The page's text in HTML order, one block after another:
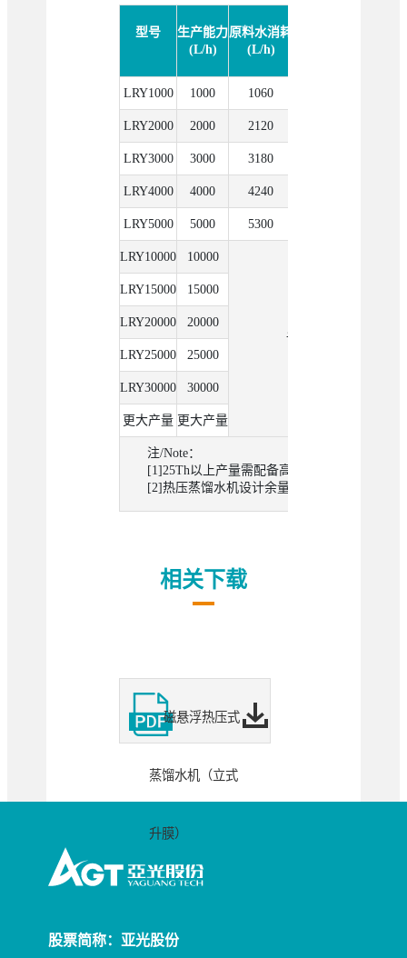
型号
生产能力
(L/h)
原料水消耗
(L/h)
LRY1000 1000 1060
LRY2000 2000 2120
LRY3000 3000 3180
LRY4000 4000 4240
LRY5000 5000 5300
LRY10000 10000
请联系我司人员获取
LRY15000 15000
LRY20000 20000
LRY25000 25000
LRY30000 30000
更大产量 更大产量
注/Note：
[1]25Th以上产量需配备高速直驱或齿轮箱式
[2]热压蒸馏水机设计余量土20%，实际参数
相关下载
磁悬浮热压式
蒸馏水机（立式
升膜）
股票简称：亚光股份